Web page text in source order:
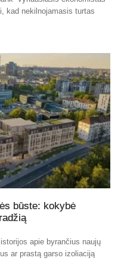
kad nekilnojamasis turtas
būste: kokybė
apie byrančius naujų
ar prastą garso izoliaciją